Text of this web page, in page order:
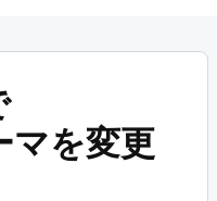
マを変更